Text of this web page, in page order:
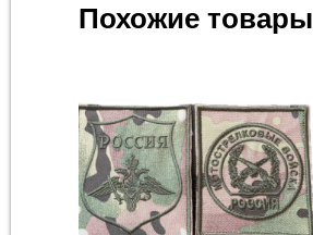
Похожие товары